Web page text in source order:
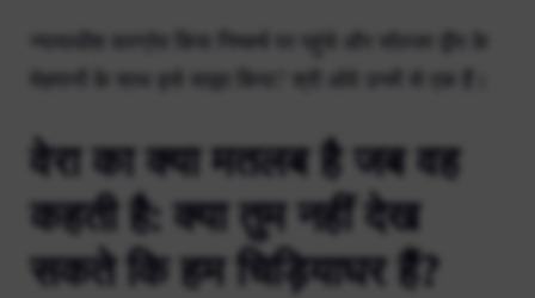
न्यायाधीश वारग्रेव किस निष्कर्ष पर पहुंचे और सोल्जर द्वीप के
मेहमानों के साथ इसे साझा किया? श्री ओवे उनमें से एक हैं।
वेरा का क्या मतलब है जब वह
कहती है: क्या तुम नहीं देख
सकते कि हम चिड़ियाघर हैं?